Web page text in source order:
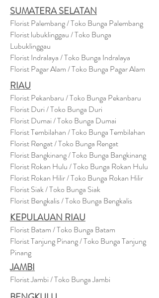
SUMATERA SELATAN
Florist Palembang / Toko Bunga Palembang
Florist lubuklinggau / Toko Bunga
Lubuklinggau
Florist Indralaya / Toko Bunga Indralaya
Florist Pagar Alam / Toko Bunga Pagar Alam
RIAU
Florist Pekanbaru / Toko Bunga Pekanbaru
Florist Duri / Toko Bunga Duri
Florist Dumai / Toko Bunga Dumai
Florist Tembilahan / Toko Bunga Tembilahan
Florist Rengat / Toko Bunga Rengat
Florist Bangkinang / Toko Bunga Bangkinang
Florist Rokan Hulu / Toko Bunga Rokan Hulu
Florist Rokan Hilir / Toko Bunga Rokan Hilir
Florist Siak / Toko Bunga Siak
Florist Bengkalis / Toko Bunga Bengkalis
KEPULAUAN RIAU
Florist Batam / Toko Bunga Batam
Florist Tanjung Pinang / Toko Bunga Tanjung
Pinang
JAMBI
Florist Jambi / Toko Bunga Jambi